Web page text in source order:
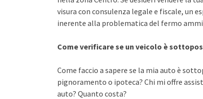
visura con consulenza legale e fiscale, un
inerente alla problematica del fermo
Come verificare se un veicolo è
Come faccio a sapere se la mia auto è
pignoramento o ipoteca? Chi mi offre
auto? Quanto costa?